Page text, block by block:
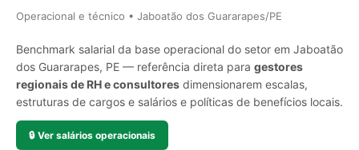
Operacional e técnico • Jaboatão dos Guararapes/PE
Benchmark salarial da base operacional do setor em Jaboatão
dos Guararapes, PE — referência direta para gestores
regionais de RH e consultores dimensionarem escalas,
estruturas de cargos e salários e políticas de benefícios locais.
🔒 Ver salários operacionais